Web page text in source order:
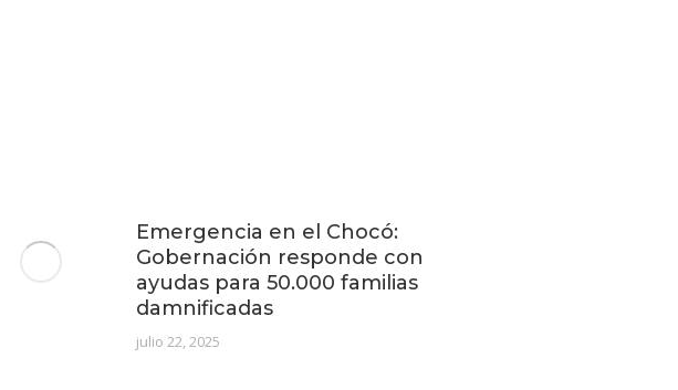
Emergencia en el Chocó:
Gobernación responde con
ayudas para 50.000 familias
damnificadas
julio 22, 2025